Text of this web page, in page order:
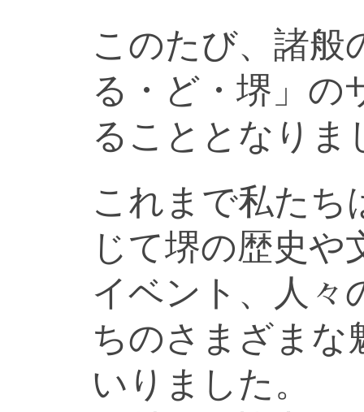
このたび、諸般
る・ど・堺」の
ることとなりま
これまで私たち
じて堺の歴史や
イベント、人々
ちのさまざまな
いりました。